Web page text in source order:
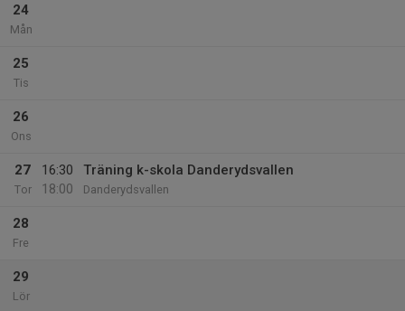
24
Mån
25
Tis
26
Ons
27
Tor
16:30
18:00
Träning k-skola Danderydsvallen
Danderydsvallen
28
Fre
29
Lör